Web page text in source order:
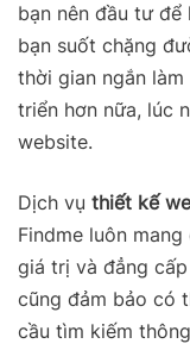
bạn nên đầu tư để
bạn suốt chặng
thời gian ngắn
triển hơn nữa, lúc
website.
Dịch vụ thiết kế
Findme luôn
giá trị và đẳng
cũng đảm bảo có
cầu tìm kiếm